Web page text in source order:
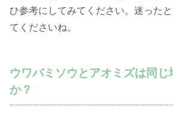
ひ参考にしてみてください。迷った
てくださいね。
ウワバミソウとアオミズは同
か？